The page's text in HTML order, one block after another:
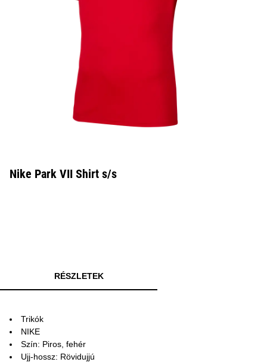
Nike Park VII Shirt s/s
RÉSZLETEK
Trikók
NIKE
Szín: Piros, fehér
Ujj-hossz: Rövidujjú